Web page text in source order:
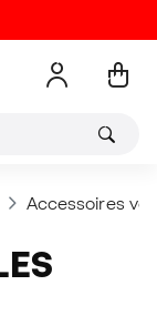
Accessoires